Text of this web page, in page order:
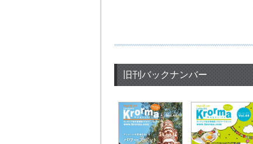
旧刊バックナンバー